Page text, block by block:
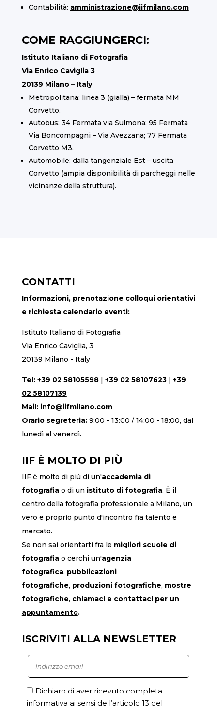
Contabilità: amministrazione@iifmilano.com
COME RAGGIUNGERCI:
Istituto Italiano di Fotografia
Via Enrico Caviglia 3
20139 Milano – Italy
Metropolitana: linea 3 (gialla) – fermata MM
Corvetto.
Autobus: 34 Fermata via Sulmona; 95 Fermata
Via Boncompagni – Via Avezzana; 77 Fermata
Corvetto M3.
Automobile: dalla tangenziale Est – uscita
Corvetto (ampia disponibilità di parcheggi nelle
vicinanze della struttura).
CONTATTI
Informazioni, prenotazione colloqui orientativi
e richiesta calendario eventi:
Istituto Italiano di Fotografia
Via Enrico Caviglia, 3
20139 Milano - Italy
Tel: +39 02 58105598| +39 02 58107623| +39
02 58107139
Mail: info@iifmilano.com
Orario segreteria: 9:00 - 13:00 / 14:00 - 18:00, dal
lunedì al venerdì.
IIF È MOLTO DI PIÙ
IIF è molto di più di un'accademia di
fotografiao di un istituto di fotografia. È il
centro della fotografia professionale a Milano, un
vero e proprio punto d'incontro fra talento e
mercato.
Se non sai orientarti fra le migliori scuole di
fotografiao cerchi un'agenzia
fotografica, pubblicazioni
fotografiche, produzioni fotografiche, mostre
fotografiche, chiamacie contattaci per un
appuntamento.
ISCRIVITI ALLA NEWSLETTER
Dichiaro di aver ricevuto completa
informativa ai sensi dell’articolo 13 del